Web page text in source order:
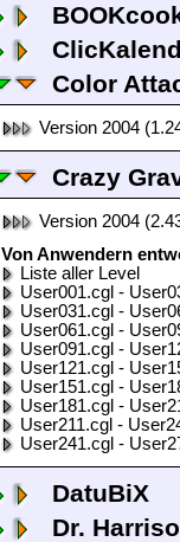
Color
Version 2004
Crazy
Version 2004
Von Anwendern
Liste aller Level
User001.cgl -
User031.cgl -
User061.cgl -
User091.cgl -
User121.cgl -
User151.cgl -
User181.cgl -
User211.cgl -
User241.cgl -
DatuBiX
Dr.